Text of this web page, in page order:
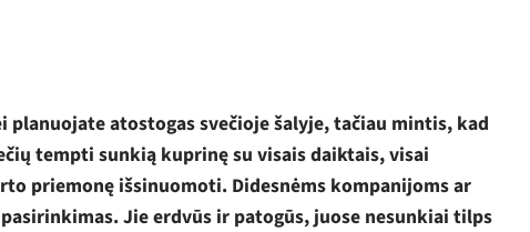
planuojate atostogas svečioje šalyje, tačiau mintis, kad
tempti sunkią kuprinę su visais daiktais, visai
priemonę išsinuomoti. Didesnėms kompanijoms ar
Jie erdvūs ir patogūs, juose nesunkiai tilps